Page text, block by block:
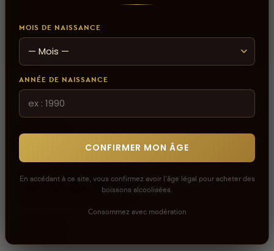
Avis
MOIS DE NAISSANCE
ANNÉE DE NAISSANCE
CONFIRMER MON ÂGE
En accédant à ce site, vous confirmez avoir l'âge légal pour acheter des
boissons alcoolisées.
Consommez avec modération